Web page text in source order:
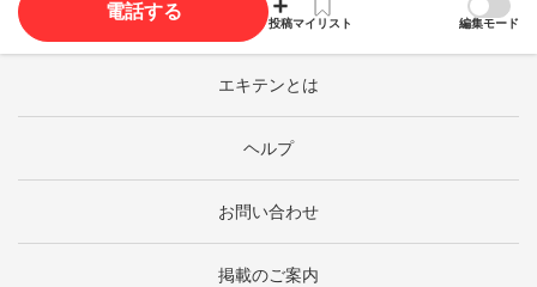
電話する
投稿マイリスト 編集モード
エキテンとは
ヘルプ
お問い合わせ
掲載のご案内